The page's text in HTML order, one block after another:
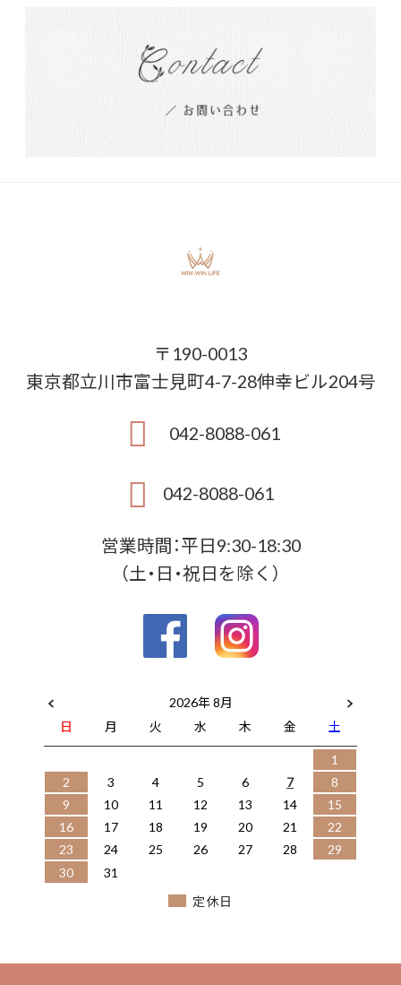
〒190-0013
東京都立川市富士見町4-7-28伸幸ビル204号
042-8088-061
042-8088-061
営業時間：平日9:30-18:30
（土・日・祝日を除く）
2026年 8月
日
月 火 水 木 金
土
1
2
3 4 5 6 7
8
9
10 11 12 13 14
15
16
17 18 19 20 21
22
23
24 25 26 27 28
29
30
31
定休日